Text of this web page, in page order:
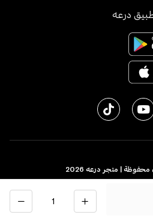
الكمية
درعه
| متجر درعه 2026
English